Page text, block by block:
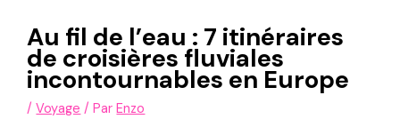
Au fil de l’eau : 7 itinéraires
de croisières fluviales
incontournables en Europe
/Voyage / ParEnzo